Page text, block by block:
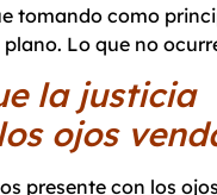
tomando como
Lo que no
la justicia
ojos
presente con los